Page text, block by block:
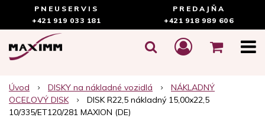
PNEUSERVIS
+421 919 033 181
PREDAJŇA
+421 918 989 606
Úvod DISKY na nákladné vozidlá
NÁKLADNÝ
OCEĽOVÝ DISK
DISK R22,5 nákladný 15,00x22,5
10/335/ET120/281 MAXION (DE)